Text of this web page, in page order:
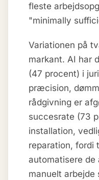
fleste
"minimally
Variationen på
markant. AI har
(47 procent) i
præcision,
rådgivning er
succesrate (73
installation,
reparation, fordi
automatisere de
manuelt arbejde